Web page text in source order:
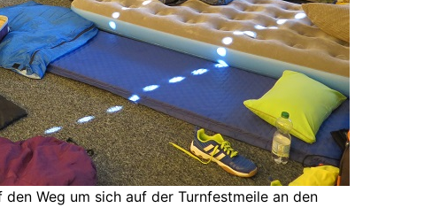
Weg um sich auf der Turnfestmeile an den